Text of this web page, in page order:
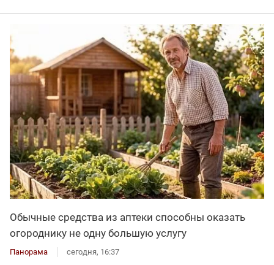
Обычные средства из аптеки способны оказать
огороднику не одну большую услугу
Панорама сегодня, 16:37